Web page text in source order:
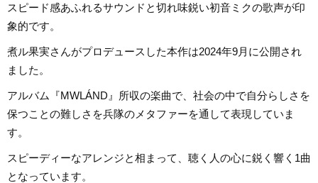
スピード感あふれるサウンドと切れ味鋭い初音ミクの歌声が印
象的です。
煮ル果実さんがプロデュースした本作は2024年9月に公開され
ました。
アルバム『MWLÁND』所収の楽曲で、社会の中で自分らしさを
保つことの難しさを兵隊のメタファーを通して表現していま
す。
スピーディーなアレンジと相まって、聴く人の心に鋭く響く1曲
となっています。